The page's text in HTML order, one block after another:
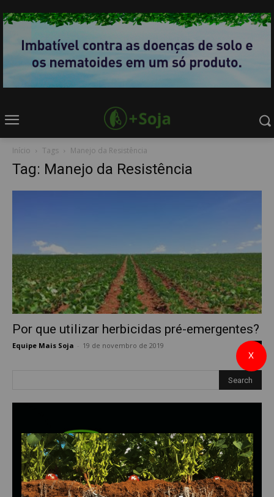
Início Tags Manejo da Resistência
Tag: Manejo da Resistência
Por que utilizar herbicidas pré-emergentes?
Equipe Mais Soja 19 de novembro de 2019
X